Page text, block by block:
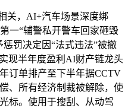
，AI+汽车场景深度绑
一“辅警私开警车回家砸毁
罚决定因“法式违法”被撤
现半年度盈利AI财产链龙头
订单排产至下半年据CCTV
、所有经济制裁被解除，使
标。使用于搜刮、从动驾